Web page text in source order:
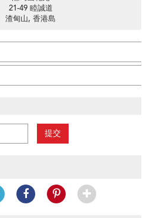
21-49 睦誠道
渣甸山, 香港島
提交